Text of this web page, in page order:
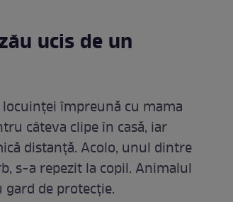
ucis de un
împreună cu mama
câteva clipe în casă, iar
distanță. Acolo, unul dintre
s-a repezit la copil. Animalul
de protecție.